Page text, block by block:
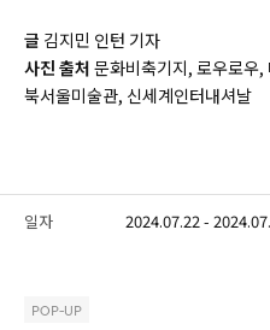
글 김지민 인턴 기자
사진 출처 문화비축기지, 로우로우
북서울미술관, 신세계인터내셔날
일자 2024.07.22 -
POP-UP